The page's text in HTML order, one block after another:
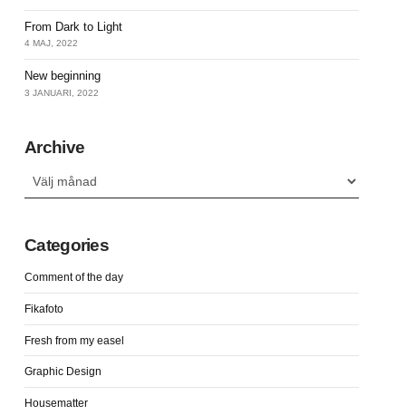
From Dark to Light
4 MAJ, 2022
New beginning
3 JANUARI, 2022
Archive
Categories
Comment of the day
Fikafoto
Fresh from my easel
Graphic Design
Housematter